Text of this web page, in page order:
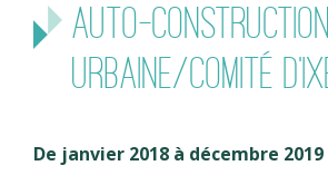
Auto-construction
urbaine/Comité
De janvier 2018 à décembre 2019